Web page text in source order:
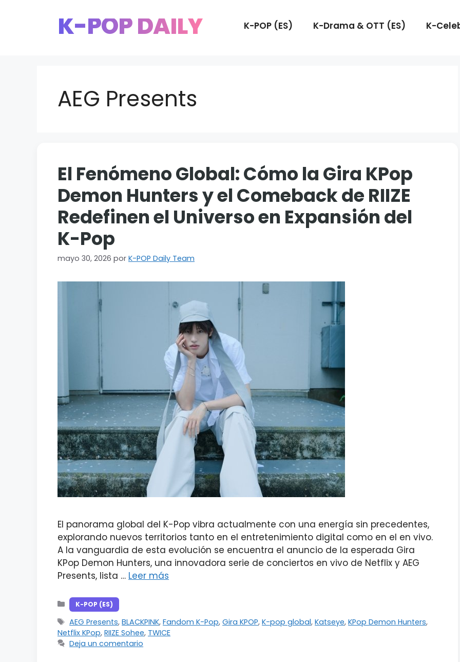
K-POP DAILY K-POP (ES) K-Drama & OTT (ES) K-
AEG Presents
El Fenómeno Global: Cómo la Gira KPop
Demon Hunters y el Comeback de RIIZE
Redefinen el Universo en Expansión del
K-Pop
mayo 30, 2026 por K-POP Daily Team
El panorama global del K-Pop vibra actualmente con una energía sin precedentes,
explorando nuevos territorios tanto en el entretenimiento digital como en el en vivo.
A la vanguardia de esta evolución se encuentra el anuncio de la esperada Gira
KPop Demon Hunters, una innovadora serie de conciertos en vivo de Netflix y AEG
Presents, lista … Leer más
Categorías
K-POP (ES)
Etiquetas
AEG Presents,BLACKPINK,Fandom K-Pop,Gira KPOP,K-pop global,Katseye,KPop Demon Hunters,
Netflix KPop, RIIZE Sohee, TWICE
Deja un comentario